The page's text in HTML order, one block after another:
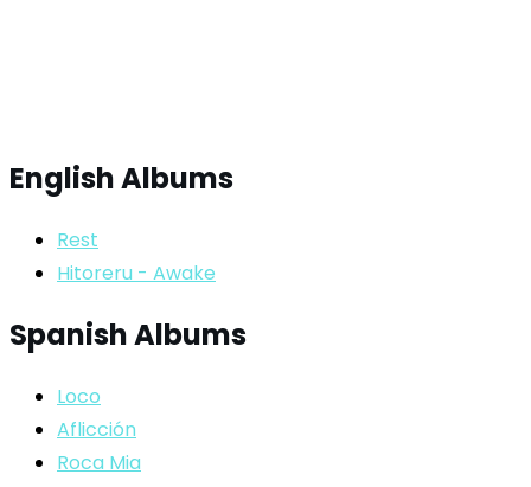
English Albums
Rest
Hitoreru - Awake
Spanish Albums
Loco
Aflicción
Roca Mia